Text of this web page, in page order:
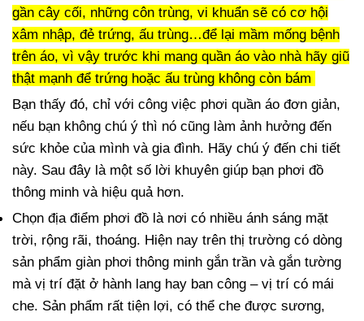
gần cây cối, những côn trùng, vi khuẩn sẽ có cơ hội
xâm nhập, đẻ trứng, ấu trùng…để lại mầm mống bệnh
trên áo, vì vậy trước khi mang quần áo vào nhà hãy giũ
thật mạnh để trứng hoặc ấu trùng không còn bám
Bạn thấy đó, chỉ với công việc phơi quần áo đơn giản,
nếu bạn không chú ý thì nó cũng làm ảnh hưởng đến
sức khỏe của mình và gia đình. Hãy chú ý đến chi tiết
này. Sau đây là một số lời khuyên giúp bạn phơi đồ
thông minh và hiệu quả hơn.
Chọn địa điểm phơi đồ là nơi có nhiều ánh sáng mặt
trời, rộng rãi, thoáng. Hiện nay trên thị trường có dòng
sản phẩm giàn phơi thông minh gắn trần và gắn tường
mà vị trí đặt ở hành lang hay ban công – vị trí có mái
che. Sản phẩm rất tiện lợi, có thể che được sương,